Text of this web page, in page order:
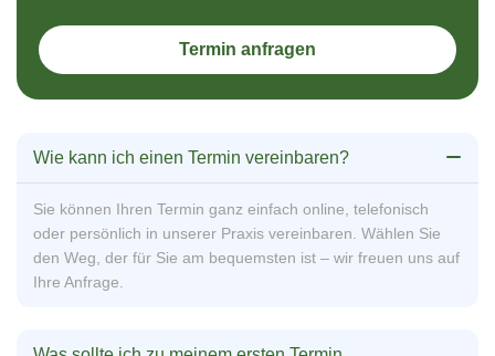
Termin anfragen
Wie kann ich einen Termin vereinbaren?
Sie können Ihren Termin ganz einfach online, telefonisch
oder persönlich in unserer Praxis vereinbaren. Wählen Sie
den Weg, der für Sie am bequemsten ist – wir freuen uns auf
Ihre Anfrage.